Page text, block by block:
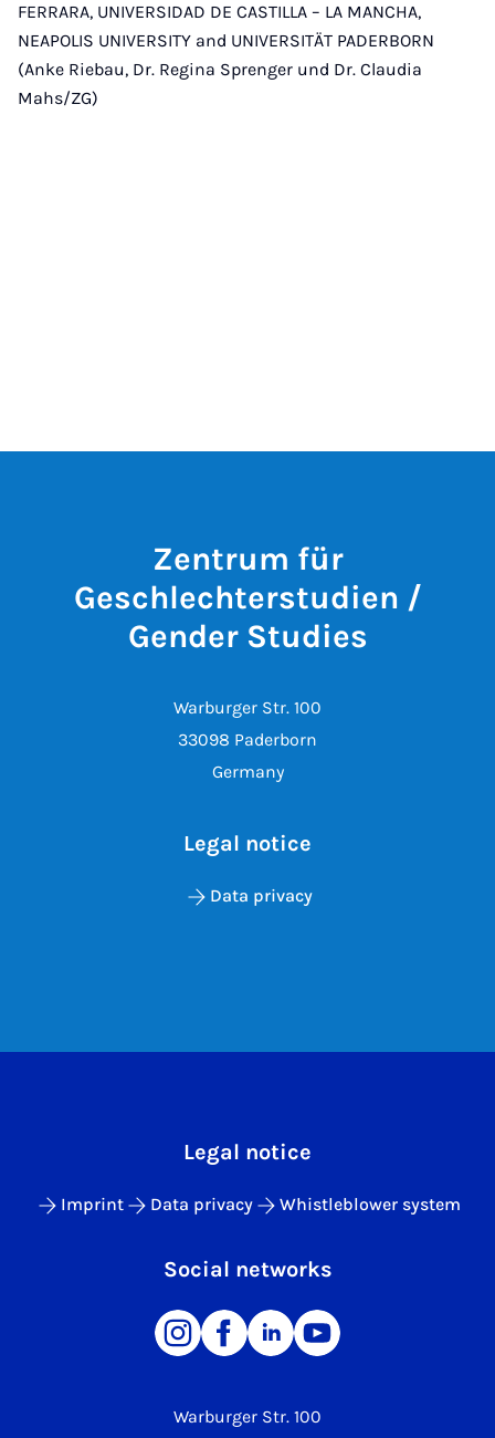
FERRARA, UNIVERSIDAD DE CASTILLA – LA MANCHA,
NEAPOLIS UNIVERSITY and UNIVERSITÄT PADERBORN
(Anke Riebau, Dr. Regina Sprenger und Dr. Claudia
Mahs/ZG)
Zentrum für
Geschlechterstudien /
Gender Studies
Warburger Str. 100
33098 Paderborn
Germany
Legal notice
Data privacy
Warburger Str. 100
Legal notice
Imprint Data privacy Whistleblower system
Social networks